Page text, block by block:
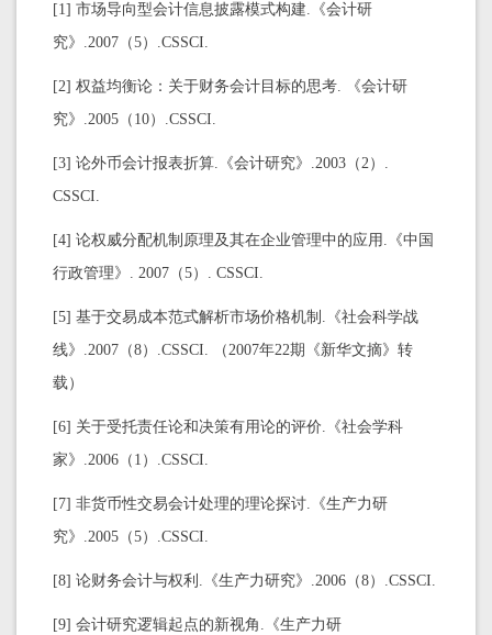
[1] 市场导向型会计信息披露模式构建.《会计研
究》.2007（5）.CSSCI.
[2] 权益均衡论：关于财务会计目标的思考. 《会计研
究》.2005（10）.CSSCI.
[3] 论外币会计报表折算.《会计研究》.2003（2）.
CSSCI.
[4] 论权威分配机制原理及其在企业管理中的应用.《中国
行政管理》. 2007（5）. CSSCI.
[5] 基于交易成本范式解析市场价格机制.《社会科学战
线》.2007（8）.CSSCI. （2007年22期《新华文摘》转
载）
[6] 关于受托责任论和决策有用论的评价.《社会学科
家》.2006（1）.CSSCI.
[7] 非货币性交易会计处理的理论探讨.《生产力研
究》.2005（5）.CSSCI.
[8] 论财务会计与权利.《生产力研究》.2006（8）.CSSCI.
[9] 会计研究逻辑起点的新视角.《生产力研